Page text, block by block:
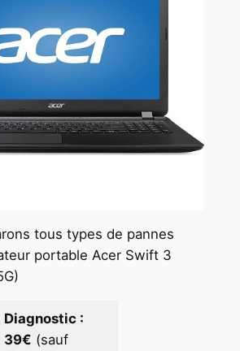
tous types de pannes
portable Acer Swift 3
Diagnostic :
39€ (sauf